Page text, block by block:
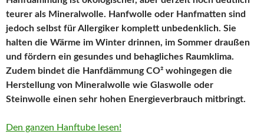
teurer als Mineralwolle. Hanfwolle oder Hanfmatten sind
jedoch selbst für Allergiker komplett unbedenklich. Sie
halten die Wärme im Winter drinnen, im Sommer draußen
und fördern ein gesundes und behagliches Raumklima.
Zudem bindet die Hanfdämmung CO² wohingegen die
Herstellung von Mineralwolle wie Glaswolle oder
Steinwolle einen sehr hohen Energieverbrauch mitbringt.
Den ganzen Hanftube lesen!